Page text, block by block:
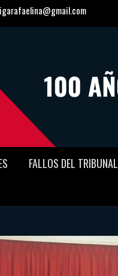
FALLOS DEL TRIBUNAL